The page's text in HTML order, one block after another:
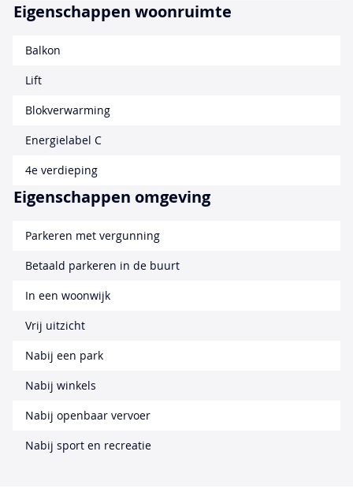
Eigenschappen woonruimte
Balkon
Lift
Blokverwarming
Energielabel C
4e verdieping
Eigenschappen omgeving
Parkeren met vergunning
Betaald parkeren in de buurt
In een woonwijk
Vrij uitzicht
Nabij een park
Nabij winkels
Nabij openbaar vervoer
Nabij sport en recreatie